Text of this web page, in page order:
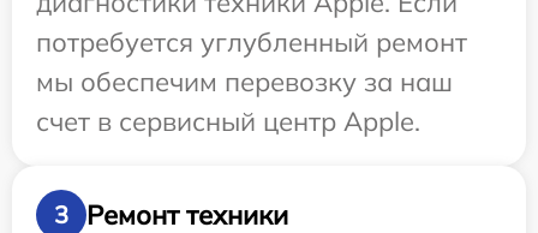
потребуется углубленный ремонт
мы обеспечим перевозку за наш
счет в сервисный центр Apple.
3
Ремонт техники